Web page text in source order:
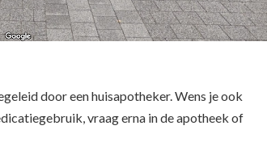
door een huisapotheker. Wens je ook
vraag erna in de apotheek of